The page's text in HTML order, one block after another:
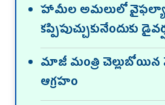
హామీల అమలులో
కప్పిపుచ్చుకునేందుకు
మాజీ మంత్రి చెల్లుబోయిన
ఆగ్రహం